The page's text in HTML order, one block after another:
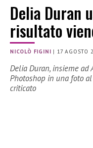
Delia Duran
risultato
NICOLÒ FIGINI | 17 AGOSTO
Delia Duran, insieme ad
Photoshop in una foto
criticato